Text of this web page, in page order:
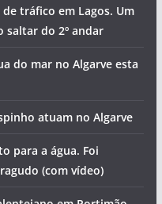
tráfico em Lagos. Um
saltar do 2º andar
do mar no Algarve esta
atuam no Algarve
para a água. Foi
(com vídeo)